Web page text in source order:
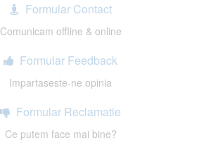
Formular Contact
Comunicam offline & online
Formular Feedback
Impartaseste-ne opinia
Formular Reclamatie
Ce putem face mai bine?